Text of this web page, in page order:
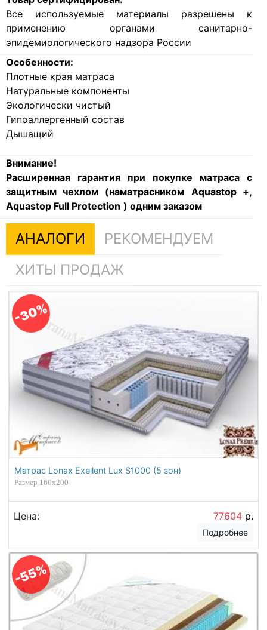
Все используемые материалы разрешены к
применению органами санитарно-
эпидемиологического надзора России
Особенности:
Плотные края матраса
Натуральные компоненты
Экологически чистый
Гипоаллергенный состав
Дышащий
Внимание!
Расширенная гарантия при покупке матраса с
защитным чехлом (наматрасником Aquastop +,
Aquastop Full Protection ) одним заказом
АНАЛОГИ
РЕКОМЕНДУЕМ
ХИТЫ ПРОДАЖ
-30%
Матрас Lonax Exellent Lux S1000 (5 зон)
Размер 160х200
Цена: 77604 р.
Подробнее
-55%